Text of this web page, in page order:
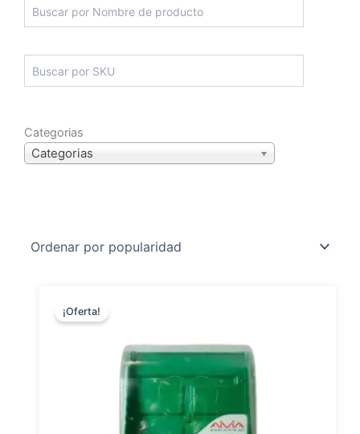
Categorias
Categorias
¡Oferta!